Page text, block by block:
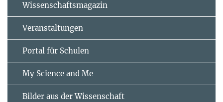
Wissenschaftsmagazin
Veranstaltungen
Portal für Schulen
My Science and Me
Bilder aus der Wissenschaft